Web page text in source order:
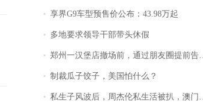
享界G9车型预售价公布：43.98万起
多地要求领导干部带头休假
郑州一汉堡店撤场前，通过朋友圈提前告知逐一退费，有顾客仅剩1元也全被退回，分文不少；顾客：言而有信，让人感动
制裁瓜子饺子，美国怕什么？
私生子风波后，周杰伦私生活被扒，澳门输10亿传闻早已经水落石出